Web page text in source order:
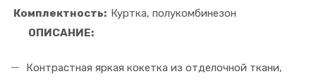
Комплектность: Куртка, полукомбинезон
ОПИСАНИЕ:
Контрастная яркая кокетка из отделочной ткани,